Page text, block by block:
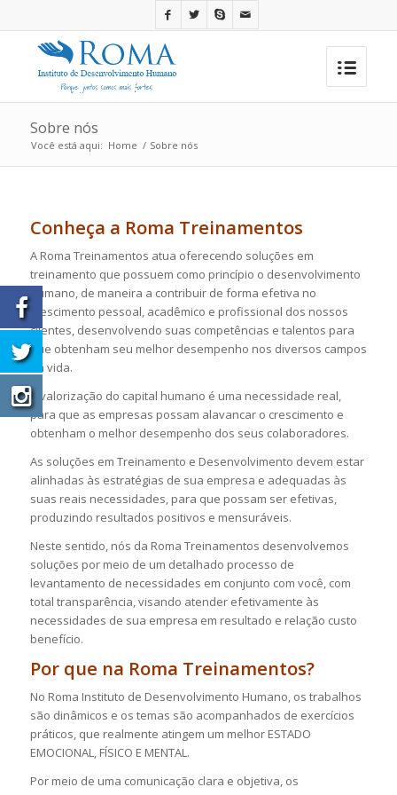
Sobre nós
Você está aqui: Home / Sobre nós
Conheça a Roma Treinamentos
A Roma Treinamentos atua oferecendo soluções em
treinamento que possuem como princípio o desenvolvimento
humano, de maneira a contribuir de forma efetiva no
crescimento pessoal, acadêmico e profissional dos nossos
clientes, desenvolvendo suas competências e talentos para
que obtenham seu melhor desempenho nos diversos campos
da vida.
A valorização do capital humano é uma necessidade real,
para que as empresas possam alavancar o crescimento e
obtenham o melhor desempenho dos seus colaboradores.
As soluções em Treinamento e Desenvolvimento devem estar
alinhadas às estratégias de sua empresa e adequadas às
suas reais necessidades, para que possam ser efetivas,
produzindo resultados positivos e mensuráveis.
Neste sentido, nós da Roma Treinamentos desenvolvemos
soluções por meio de um detalhado processo de
levantamento de necessidades em conjunto com você, com
total transparência, visando atender efetivamente às
necessidades de sua empresa em resultado e relação custo
benefício.
Por que na Roma Treinamentos?
No Roma Instituto de Desenvolvimento Humano, os trabalhos
são dinâmicos e os temas são acompanhados de exercícios
práticos, que realmente atingem um melhor ESTADO
EMOCIONAL, FÍSICO E MENTAL.
Por meio de uma comunicação clara e objetiva, os